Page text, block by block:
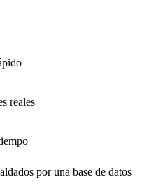
reales
por una base de datos